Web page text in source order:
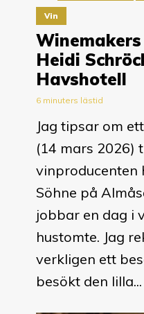
Vin
Heidi
Havshotell
6 minuters lästid
Jag tipsar om
(14 mars 2026)
vinproducenten
Söhne på
jobbar en dag i
hustomte. Jag
verkligen ett
besökt den lilla...